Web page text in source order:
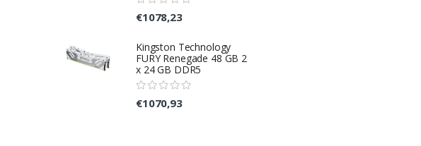
€1078,23
Kingston Technology
FURY Renegade 48 GB 2
x 24 GB DDR5
€1070,93